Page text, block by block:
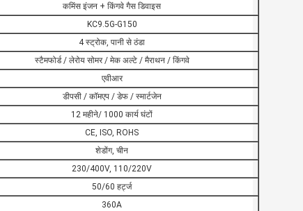
कमिंस इंजन + किंगवे गैस डिवाइस
KC9.5G-G150
4 स्ट्रोक, पानी से ठंडा
स्टैमफोर्ड / लेरोय सोमर / मेक अल्टे / मैराथन / किंगवे
एवीआर
डीपसी / कॉमएप / डेफ / स्मार्टजेन
12 महीने/ 1000 कार्य घंटों
CE, ISO, ROHS
शेडोंग, चीन
230/400V, 110/220V
50/60 हर्ट्ज
360A